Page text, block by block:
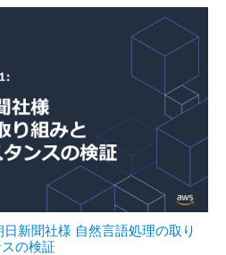
日新聞社様 自然言語処理の取り
の検証